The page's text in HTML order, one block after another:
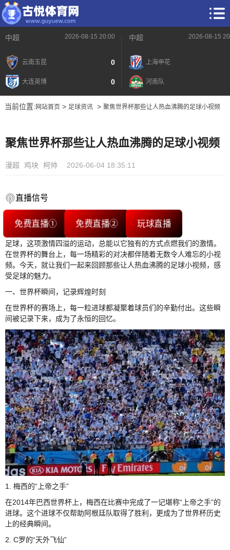
中超 2026-08-15 20:00
云南玉昆 0
大连英博 0
中超 2026-08-15
上海申花
河南队
当前位置: 网站首页> 足球资讯> 聚焦世界杯那些让人热血沸腾的足球小视频
聚焦世界杯那些让人热血沸腾的足球小视频
漫超 鸡块 柯帅 2026-06-04 18:35:11
直播信号
免费直播① 免费直播② 玩球直播
足球，这项激情四溢的运动，总能以它独有的方式点燃我们的激情。
在世界杯的舞台上，每一场精彩的对决都伴随着无数令人难忘的小视
频。今天，就让我们一起来回顾那些让人热血沸腾的足球小视频，感
受足球的魅力。
一、世界杯瞬间，记录辉煌时刻
在世界杯的赛场上，每一粒进球都凝聚着球员们的辛勤付出。这些瞬
间被记录下来，成为了永恒的回忆。
1. 梅西的“上帝之手”
在2014年巴西世界杯上，梅西在比赛中完成了一记堪称“上帝之手”的
进球。这个进球不仅帮助阿根廷队取得了胜利，更成为了世界杯历史
上的经典瞬间。
2. C罗的“天外飞仙”